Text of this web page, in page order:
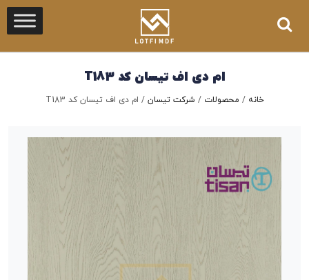
ام دی اف تیسان کد T183
خانه / محصولات / شرکت تیسان / ام دی اف تیسان کد T183